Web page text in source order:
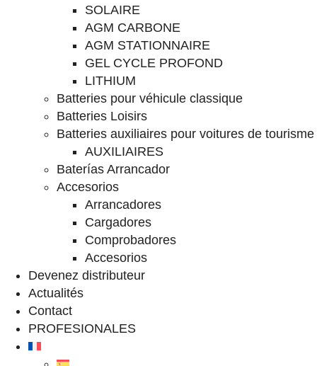
SOLAIRE
AGM CARBONE
AGM STATIONNAIRE
GEL CYCLE PROFOND
LITHIUM
Batteries pour véhicule classique
Batteries Loisirs
Batteries auxiliaires pour voitures de tourisme
AUXILIAIRES
Baterías Arrancador
Accesorios
Arrancadores
Cargadores
Comprobadores
Accesorios
Devenez distributeur
Actualités
Contact
PROFESIONALES